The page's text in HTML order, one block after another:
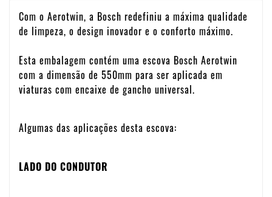
Com o Aerotwin, a Bosch redefiniu a máxima qualidade
de limpeza, o design inovador e o conforto máximo.
Esta embalagem contém uma escova Bosch Aerotwin
com a dimensão de 550mm para ser aplicada em
viaturas com encaixe de gancho universal.
Algumas das aplicações desta escova:
LADO DO CONDUTOR